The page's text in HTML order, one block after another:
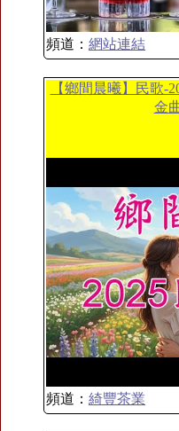
頻道： 網站連結
【鄉間晨曦】民歌-
金
頻道： 綺豐茶業